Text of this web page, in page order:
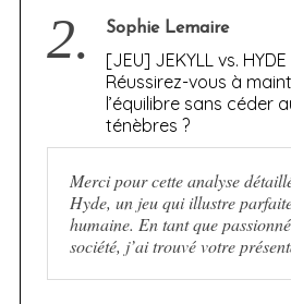
2. Sophie Lemaire
[JEU] JEKYLL vs. HYDE
Réussirez-vous à
l’équilibre sans céder
ténèbres ?
Merci pour cette analyse
Hyde, un jeu qui illustre
humaine. En tant que
société, j’ai trouvé votre